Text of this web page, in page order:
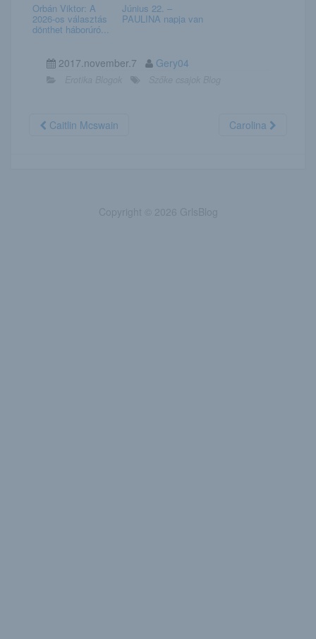
Orbán Viktor: A
2026-os választás
dönthet háborúró...
Június 22. –
PAULINA napja van
2017.november.7 Gery04
Caitlin Mcswain Carolina